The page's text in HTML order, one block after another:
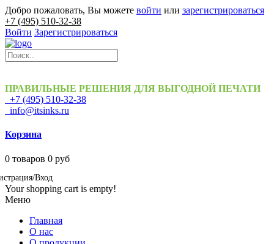
Добро пожаловать, Вы можете войти или зарегистрироваться
+7 (495) 510-32-38
Войти Зарегистрироваться
ПРАВИЛЬНЫЕ РЕШЕНИЯ ДЛЯ ВЫГОДНОЙ ПЕЧАТИ
+7 (495) 510-32-38
info@itsinks.ru
Корзина
0 товаров 0 руб
Вход
Your shopping cart is empty!
Меню
Главная
О нас